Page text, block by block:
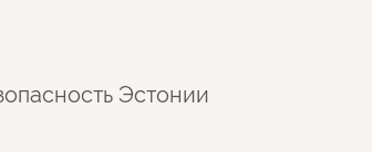
Эстонии